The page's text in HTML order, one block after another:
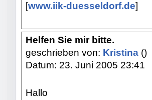
[www.iik-duesseldorf.de]
Helfen Sie mir bitte.
geschrieben von: Kristina ()
Datum: 23. Juni 2005 23:41
Hallo